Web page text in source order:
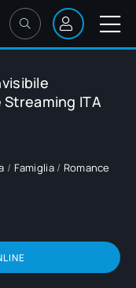
ITA
/ Famiglia/ Romance